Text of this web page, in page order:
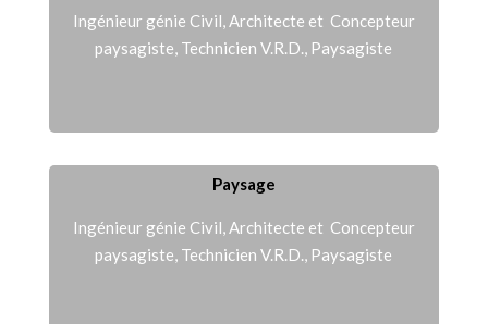
Ingénieur génie Civil, Architecte et Concepteur
paysagiste, Technicien V.R.D., Paysagiste
Paysage
Ingénieur génie Civil, Architecte et Concepteur
paysagiste, Technicien V.R.D., Paysagiste